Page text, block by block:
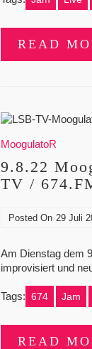
READ
MoogulatoR
9.8.22
TV /
Posted On 29 Juli
Am Dienstag dem
improvisiert und
Tags: 674 Jam
READ